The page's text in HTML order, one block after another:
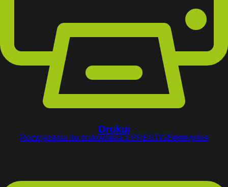
Drukuj
Rozwiązania do drukowania z PRESTIGEenterprise